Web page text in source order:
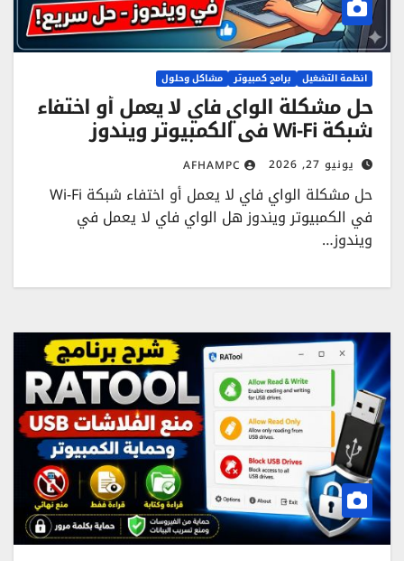
انظمة التشغيل برامج كمبيوتر مشاكل وحلول
حل مشكلة الواي فاي لا يعمل أو اختفاء
شبكة Wi-Fi في الكمبيوتر ويندوز
يونيو 27, 2026 AFHAMPC
حل مشكلة الواي فاي لا يعمل أو اختفاء شبكة Wi-Fi
في الكمبيوتر ويندوز هل الواي فاي لا يعمل في
ويندوز…